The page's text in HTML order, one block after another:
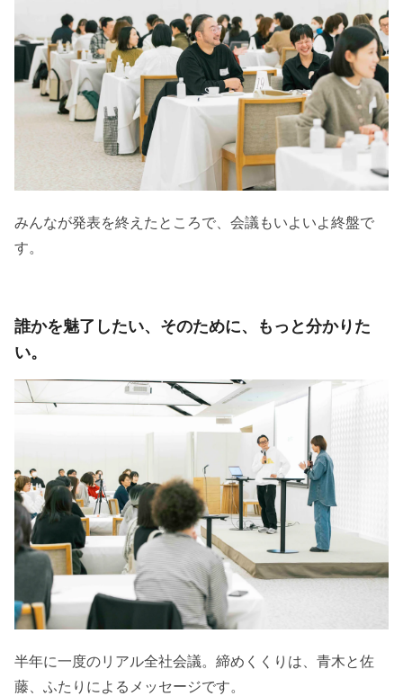
みんなが発表を終えたところで、会議もいよいよ終盤で
す。
誰かを魅了したい、そのために、もっと分かりた
い。
半年に一度のリアル全社会議。締めくくりは、青木と佐
藤、ふたりによるメッセージです。